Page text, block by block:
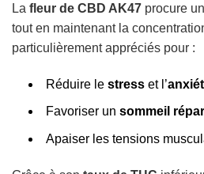
La fleur de CBD AK47 procure
tout en maintenant la
particulièrement appréciés pour :
Réduire le stresset l’
Favoriser un sommeil
Apaiser les tensions